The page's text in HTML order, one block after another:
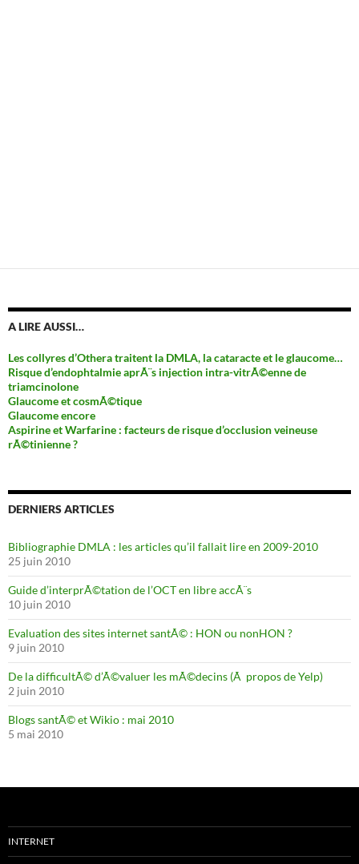
A LIRE AUSSI…
Les collyres d’Othera traitent la DMLA, la cataracte et le glaucome…
Risque d’endophtalmie aprÃ¨s injection intra-vitrÃ©enne de
triamcinolone
Glaucome et cosmÃ©tique
Glaucome encore
Aspirine et Warfarine : facteurs de risque d’occlusion veineuse
rÃ©tinienne ?
DERNIERS ARTICLES
Bibliographie DMLA : les articles qu’il fallait lire en 2009-2010
25 juin 2010
Guide d’interprÃ©tation de l’OCT en libre accÃ¨s
10 juin 2010
Evaluation des sites internet santÃ© : HON ou nonHON ?
9 juin 2010
De la difficultÃ© d’Ã©valuer les mÃ©decins (Ã propos de Yelp)
2 juin 2010
Blogs santÃ© et Wikio : mai 2010
5 mai 2010
INTERNET